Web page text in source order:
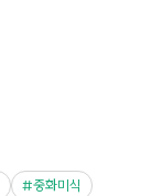
중화미식